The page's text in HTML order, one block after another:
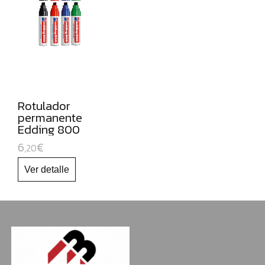
NAVIDAD
Rotulador
permanente
Edding 800
6,20€